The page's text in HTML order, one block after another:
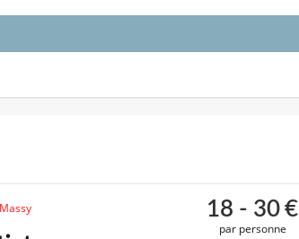
Massy 18 - 30 €
par personne